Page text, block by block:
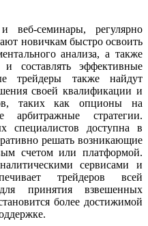
веб-семинары, регулярно
новичкам быстро освоить
анализа, а также
и составлять эффективные
трейдеры также найдут
своей квалификации и
таких как опционы на
стратегии.
специалистов доступна в
решать возникающие
счетом или платформой.
сервисами и
трейдеров всей
принятия взвешенных
более достижимой